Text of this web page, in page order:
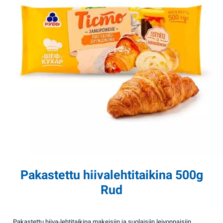
Pakastettu hiivalehtitaikina 500g
Rud